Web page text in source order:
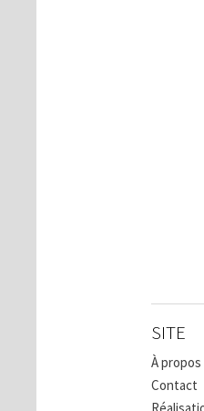
SITE
À propos
Contact